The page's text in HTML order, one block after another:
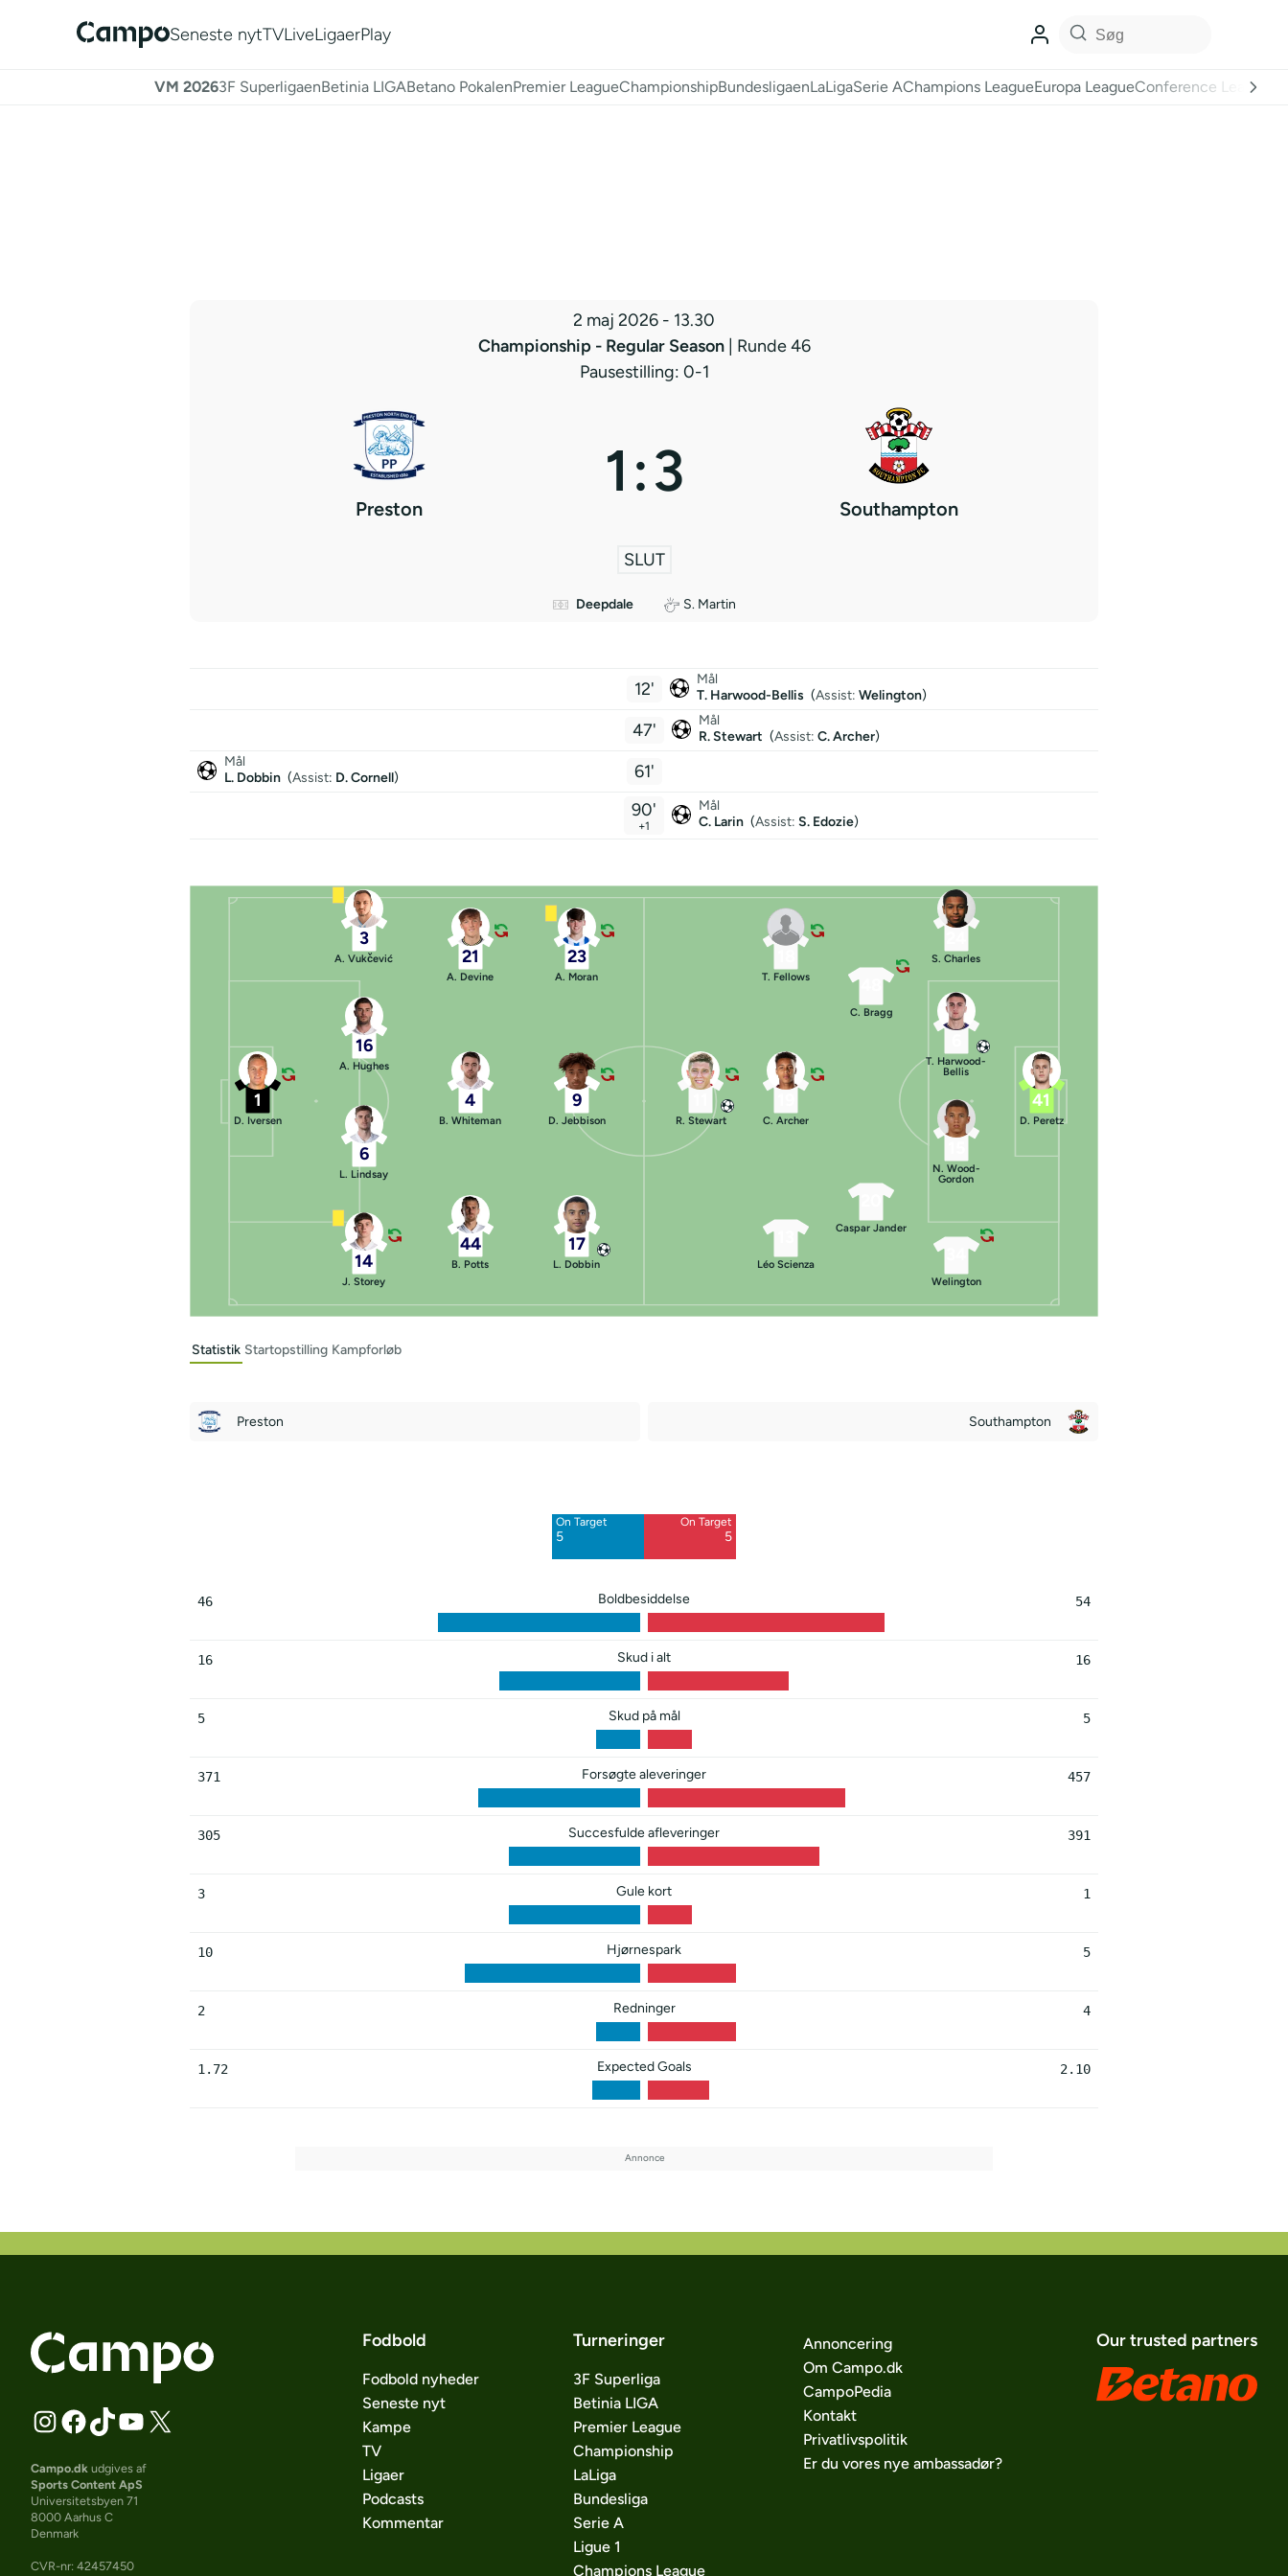
Seneste nytTVLiveLigaerPlay
VM 20263F SuperligaenBetinia LIGABetano PokalenPremier LeagueChampionshipBundesligaenLaLigaSerie AChampions LeagueEuropa LeagueConference League
2 maj 2026 - 13.30
Championship - Regular Season
| Runde 46
Pausestilling: 0-1
Preston
1:3
Southampton
SLUT
Deepdale S. Martin
12'
Mål
T. Harwood-Bellis (Assist: Welington)
47'
Mål
R. Stewart (Assist: C. Archer)
Mål
L. Dobbin (Assist: D. Cornell)
61'
90'
+1
Mål
C. Larin (Assist: S. Edozie)
1
D. Iversen
3
A. Vukčević
16
A. Hughes
6
L. Lindsay
14
J. Storey
21
A. Devine
4
B. Whiteman
44
B. Potts
23
A. Moran
9
D. Jebbison
17
L. Dobbin
41
D. Peretz
Welington
N. Wood-
Gordon
T. Harwood-
Bellis
S. Charles
Caspar Jander
C. Bragg
Léo Scienza
C. Archer
T. Fellows
R. Stewart
Statistik Startopstilling Kampforløb
Preston Southampton
On Target
5
On Target
5
46 Boldbesiddelse 54
16 Skud i alt 16
5 Skud på mål 5
371 Forsøgte aleveringer 457
305 Succesfulde afleveringer 391
3 Gule kort 1
10 Hjørnespark 5
2 Redninger 4
1.72 Expected Goals 2.10
Campo.dk udgives af
Sports Content ApS
Universitetsbyen 71
8000 Aarhus C
Denmark
CVR-nr: 42457450
Fodbold
Fodbold nyheder
Seneste nyt
Kampe
TV
Ligaer
Podcasts
Kommentar
Turneringer
3F Superliga
Betinia LIGA
Premier League
Championship
LaLiga
Bundesliga
Serie A
Ligue 1
Champions League
Annoncering
Om Campo.dk
CampoPedia
Kontakt
Privatlivspolitik
Er du vores nye ambassadør?
Our trusted partners